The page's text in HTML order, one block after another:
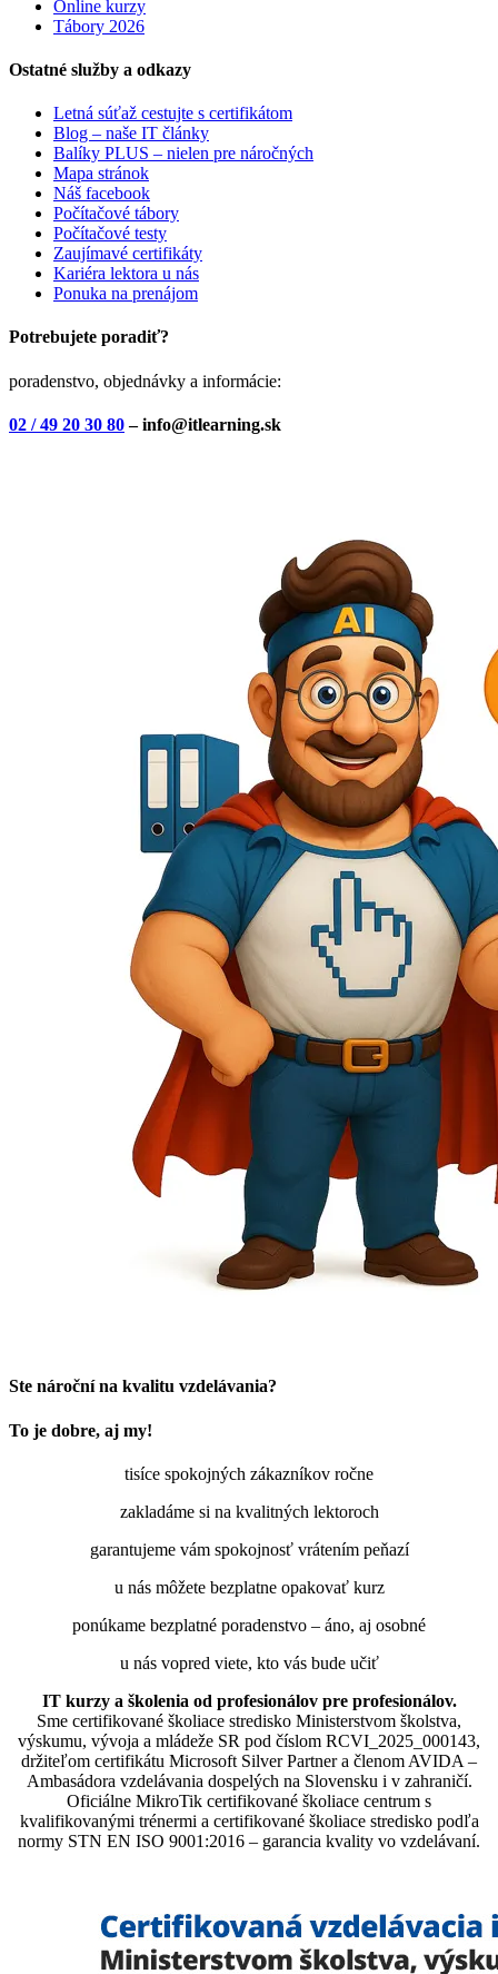
Online kurzy
Tábory 2026
Ostatné služby a odkazy
Letná súťaž cestujte s certifikátom
Blog – naše IT články
Balíky PLUS – nielen pre náročných
Mapa stránok
Náš facebook
Počítačové tábory
Počítačové testy
Zaujímavé certifikáty
Kariéra lektora u nás
Ponuka na prenájom
Potrebujete poradiť?
poradenstvo, objednávky a informácie:
02 / 49 20 30 80– info@itlearning.sk
Ste nároční na kvalitu vzdelávania?
To je dobre, aj my!
tisíce spokojných zákazníkov ročne
zakladáme si na kvalitných lektoroch
garantujeme vám spokojnosť vrátením peňazí
u nás môžete bezplatne opakovať kurz
ponúkame bezplatné poradenstvo – áno, aj osobné
u nás vopred viete, kto vás bude učiť
IT kurzy a školenia od profesionálov pre profesionálov.
Sme certifikované školiace stredisko Ministerstvom školstva,
výskumu, vývoja a mládeže SR pod číslom RCVI_2025_000143,
držiteľom certifikátu Microsoft Silver Partner a členom AVIDA –
Ambasádora vzdelávania dospelých na Slovensku i v zahraničí.​​​​​​​​​​​​​​​​
Oficiálne MikroTik certifikované školiace centrum s
kvalifikovanými trénermi ​​​​​​​​​​a certifikované školiace stredisko podľa
normy STN EN ISO 9001:2016 – garancia kvality vo vzdelávaní.